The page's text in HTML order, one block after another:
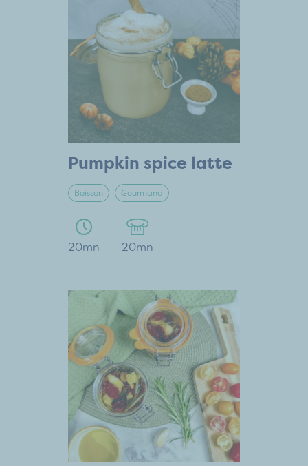
Pumpkin spice latte
Boisson Gourmand
20mn 20mn